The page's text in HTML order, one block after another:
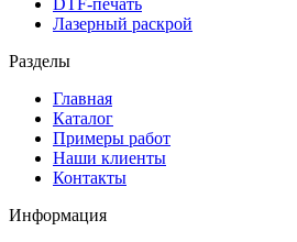
DTF-печать
Лазерный раскрой
Разделы
Главная
Каталог
Примеры работ
Наши клиенты
Контакты
Информация